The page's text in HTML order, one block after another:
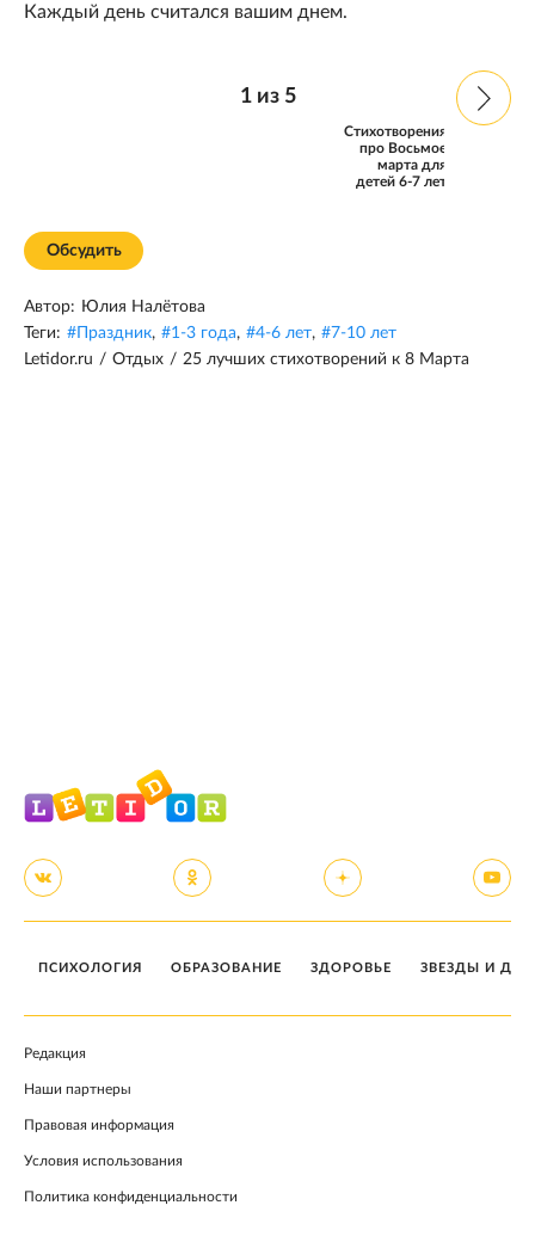
Каждый день считался вашим днем.
1из 5
Стихотворения
про Восьмое
марта для
детей 6-7 лет
Обсудить
Автор: Юлия Налётова
Теги: # Праздник, #1-3 года, #4-6 лет, #7-10 лет
Letidor.ru / Отдых / 25 лучших стихотворений к 8 Марта
ПСИХОЛОГИЯ ОБРАЗОВАНИЕ ЗДОРОВЬЕ ЗВЕЗДЫ И
Редакция
Наши партнеры
Правовая информация
Условия использования
Политика конфиденциальности